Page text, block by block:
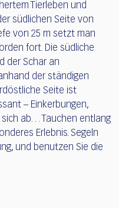
Tierleben und
südlichen Seite von
von 25 m setzt man
fort. Die südliche
der Schar an
der ständigen
Seite ist
– Einkerbungen,
ab… Tauchen entlang
Erlebnis. Segeln
und benutzen Sie die